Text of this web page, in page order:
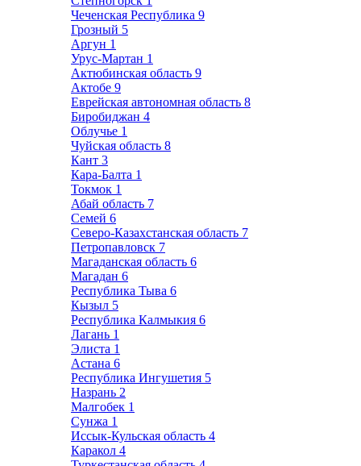
Чеченская Республика 9
Грозный 5
Аргун 1
Урус-Мартан 1
Актюбинская область 9
Актобе 9
Еврейская автономная область 8
Биробиджан 4
Облучье 1
Чуйская область 8
Кант 3
Кара-Балта 1
Токмок 1
Абай область 7
Семей 6
Северо-Казахстанская область 7
Петропавловск 7
Магаданская область 6
Магадан 6
Республика Тыва 6
Кызыл 5
Республика Калмыкия 6
Лагань 1
Элиста 1
Астана 6
Республика Ингушетия 5
Назрань 2
Малгобек 1
Сунжа 1
Иссык-Кульская область 4
Каракол 4